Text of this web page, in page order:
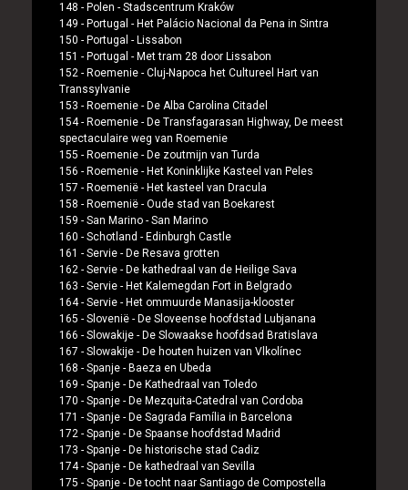
148 - Polen - Stadscentrum Kraków
149 - Portugal - Het Palácio Nacional da Pena in Sintra
150 - Portugal - Lissabon
151 - Portugal - Met tram 28 door Lissabon
152 - Roemenie - Cluj-Napoca het Cultureel Hart van
Transsylvanie
153 - Roemenie - De Alba Carolina Citadel
154 - Roemenie - De Transfagarasan Highway, De meest
spectaculaire weg van Roemenie
155 - Roemenie - De zoutmijn van Turda
156 - Roemenie - Het Koninklijke Kasteel van Peles
157 - Roemenië - Het kasteel van Dracula
158 - Roemenië - Oude stad van Boekarest
159 - San Marino - San Marino
160 - Schotland - Edinburgh Castle
161 - Servie - De Resava grotten
162 - Servie - De kathedraal van de Heilige Sava
163 - Servie - Het Kalemegdan Fort in Belgrado
164 - Servie - Het ommuurde Manasija-klooster
165 - Slovenië - De Sloveense hoofdstad Lubjanana
166 - Slowakije - De Slowaakse hoofdsad Bratislava
167 - Slowakije - De houten huizen van Vlkolínec
168 - Spanje - Baeza en Ubeda
169 - Spanje - De Kathedraal van Toledo
170 - Spanje - De Mezquita-Catedral van Cordoba
171 - Spanje - De Sagrada Família in Barcelona
172 - Spanje - De Spaanse hoofdstad Madrid
173 - Spanje - De historische stad Cadiz
174 - Spanje - De kathedraal van Sevilla
175 - Spanje - De tocht naar Santiago de Compostella